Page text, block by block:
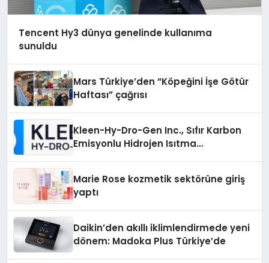
Tencent Hy3 dünya genelinde kullanıma
sunuldu
Mars Türkiye’den “Köpeğini İşe Götür
Haftası” çağrısı
Kleen-Hy-Dro-Gen Inc., Sıfır Karbon
Emisyonlu Hidrojen Isıtma
Marie Rose kozmetik sektörüne giriş
yaptı
Daikin’den akıllı iklimlendirmede yeni
dönem: Madoka Plus Türkiye’de